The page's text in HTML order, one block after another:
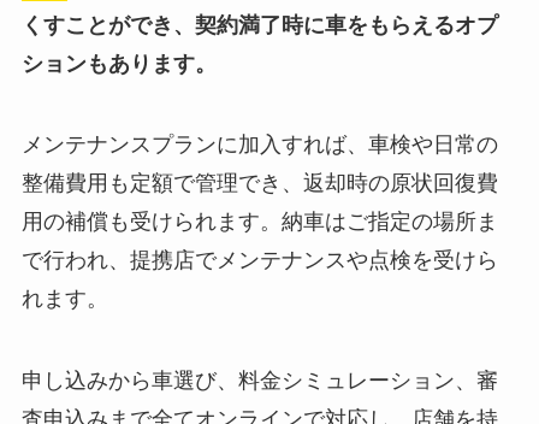
くすことができ、契約満了時に車をもらえるオプ
ションもあります。
メンテナンスプランに加入すれば、車検や日常の
整備費用も定額で管理でき、返却時の原状回復費
用の補償も受けられます。納車はご指定の場所ま
で行われ、提携店でメンテナンスや点検を受けら
れます。
申し込みから車選び、料金シミュレーション、審